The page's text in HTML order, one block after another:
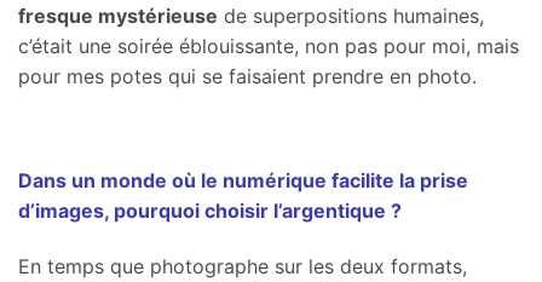
fresque mystérieuse de superpositions humaines,
c’était une soirée éblouissante, non pas pour moi, mais
pour mes potes qui se faisaient prendre en photo.
Dans un monde où le numérique facilite la prise
d’images, pourquoi choisir l’argentique ?
En temps que photographe sur les deux formats,